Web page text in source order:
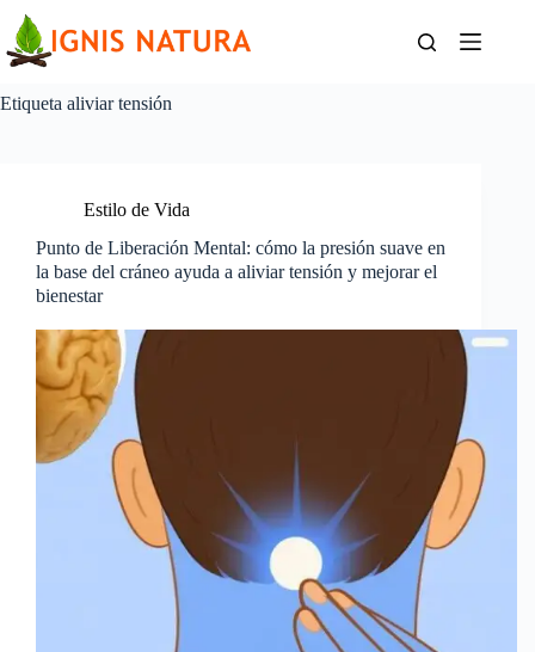
contenido
Etiqueta aliviar tensión
Estilo de Vida
Punto de Liberación Mental: cómo la presión suave en
la base del cráneo ayuda a aliviar tensión y mejorar el
bienestar